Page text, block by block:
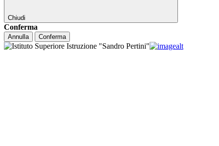
Chiudi
Conferma
Annulla Conferma